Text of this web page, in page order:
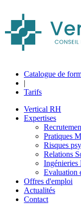
Catalogue de
|
Tarifs
Vertical RH
Expertises
Pratiques
Risques
Relations
Ingénieries
Evaluation
Offres d'emploi
Actualités
Contact